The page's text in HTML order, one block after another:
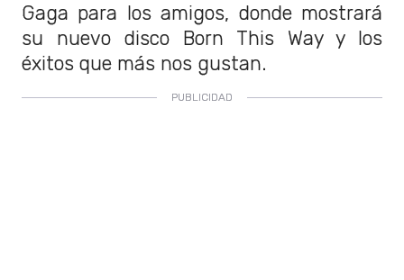
Gaga para los amigos, donde mostrará
su nuevo disco Born This Way y los
éxitos que más nos gustan.